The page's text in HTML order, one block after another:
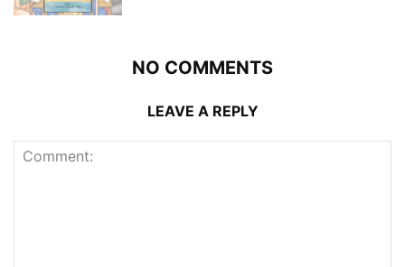
NO COMMENTS
LEAVE A REPLY